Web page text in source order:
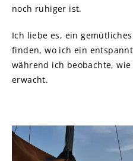
noch ruhiger ist.
Ich liebe es, ein
finden, wo ich ein
während ich beobachte,
erwacht.